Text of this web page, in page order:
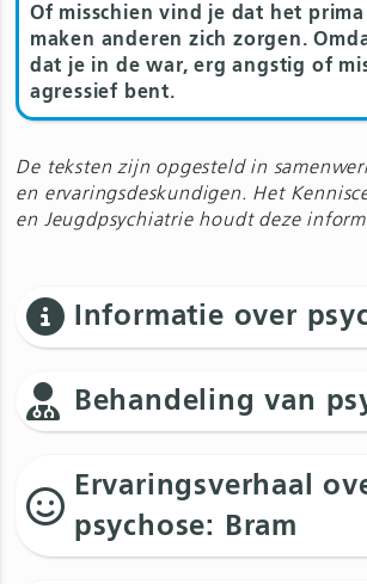
Of misschien vind je dat het
maken anderen zich zorgen.
dat je in de war, erg angstig of
agressief bent.
De teksten zijn opgesteld in
en ervaringsdeskundigen. Het
en Jeugdpsychiatrie houdt deze
Informatie over
Behandeling van
Ervaringsverhaal
psychose: Bram